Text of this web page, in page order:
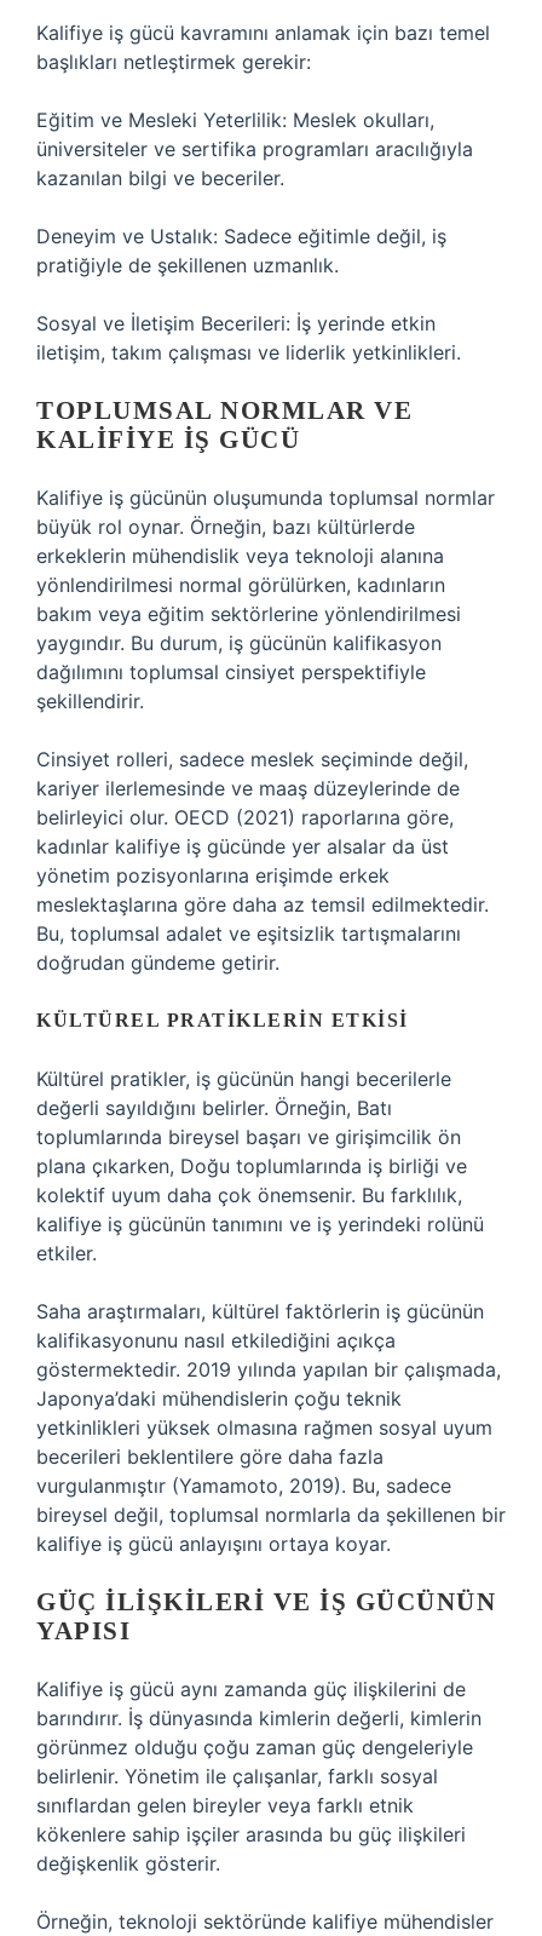
Kalifiye iş gücü kavramını anlamak için bazı temel
başlıkları netleştirmek gerekir:
Eğitim ve Mesleki Yeterlilik: Meslek okulları,
üniversiteler ve sertifika programları aracılığıyla
kazanılan bilgi ve beceriler.
Deneyim ve Ustalık: Sadece eğitimle değil, iş
pratiğiyle de şekillenen uzmanlık.
Sosyal ve İletişim Becerileri: İş yerinde etkin
iletişim, takım çalışması ve liderlik yetkinlikleri.
TOPLUMSAL NORMLAR VE
KALIFIYE İŞ GÜCÜ
Kalifiye iş gücünün oluşumunda toplumsal normlar
büyük rol oynar. Örneğin, bazı kültürlerde
erkeklerin mühendislik veya teknoloji alanına
yönlendirilmesi normal görülürken, kadınların
bakım veya eğitim sektörlerine yönlendirilmesi
yaygındır. Bu durum, iş gücünün kalifikasyon
dağılımını toplumsal cinsiyet perspektifiyle
şekillendirir.
Cinsiyet rolleri, sadece meslek seçiminde değil,
kariyer ilerlemesinde ve maaş düzeylerinde de
belirleyici olur. OECD (2021) raporlarına göre,
kadınlar kalifiye iş gücünde yer alsalar da üst
yönetim pozisyonlarına erişimde erkek
meslektaşlarına göre daha az temsil edilmektedir.
Bu, toplumsal adalet ve eşitsizlik tartışmalarını
doğrudan gündeme getirir.
KÜLTÜREL PRATIKLERIN ETKISI
Kültürel pratikler, iş gücünün hangi becerilerle
değerli sayıldığını belirler. Örneğin, Batı
toplumlarında bireysel başarı ve girişimcilik ön
plana çıkarken, Doğu toplumlarında iş birliği ve
kolektif uyum daha çok önemsenir. Bu farklılık,
kalifiye iş gücünün tanımını ve iş yerindeki rolünü
etkiler.
Saha araştırmaları, kültürel faktörlerin iş gücünün
kalifikasyonunu nasıl etkilediğini açıkça
göstermektedir. 2019 yılında yapılan bir çalışmada,
Japonya’daki mühendislerin çoğu teknik
yetkinlikleri yüksek olmasına rağmen sosyal uyum
becerileri beklentilere göre daha fazla
vurgulanmıştır (Yamamoto, 2019). Bu, sadece
bireysel değil, toplumsal normlarla da şekillenen bir
kalifiye iş gücü anlayışını ortaya koyar.
GÜÇ İLIŞKILERI VE İŞ GÜCÜNÜN
YAPISI
Kalifiye iş gücü aynı zamanda güç ilişkilerini de
barındırır. İş dünyasında kimlerin değerli, kimlerin
görünmez olduğu çoğu zaman güç dengeleriyle
belirlenir. Yönetim ile çalışanlar, farklı sosyal
sınıflardan gelen bireyler veya farklı etnik
kökenlere sahip işçiler arasında bu güç ilişkileri
değişkenlik gösterir.
Örneğin, teknoloji sektöründe kalifiye mühendisler